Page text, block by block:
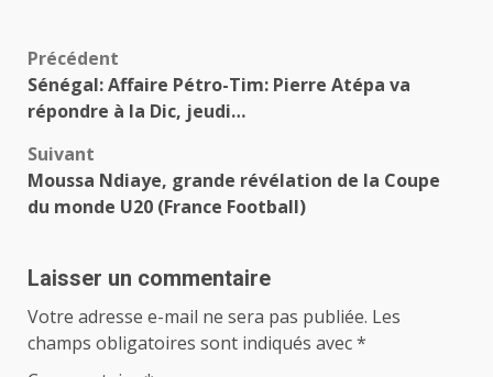
Navigation
d’article
Précédent
Sénégal: Affaire Pétro-Tim: Pierre Atépa va
répondre à la Dic, jeudi…
Suivant
Moussa Ndiaye, grande révélation de la Coupe
du monde U20 (France Football)
Laisser un commentaire
Votre adresse e-mail ne sera pas publiée. Les
champs obligatoires sont indiqués avec*